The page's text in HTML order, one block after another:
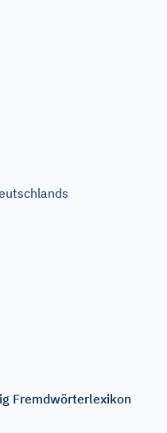
Fremdwörterlexikon